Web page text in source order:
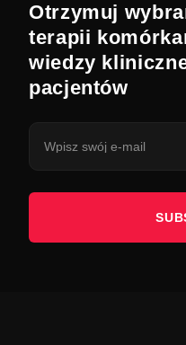
Otrzymuj
terapii
wiedzy
pacjentów